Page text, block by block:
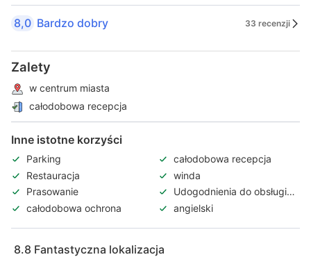
8,0 Bardzo dobry 33 recenzji
Zalety
w centrum miasta
całodobowa recepcja
Inne istotne korzyści
Parking
całodobowa recepcja
Restauracja
winda
Prasowanie
Udogodnienia do obsługi
spotkań
całodobowa ochrona angielski
8.8 Fantastyczna lokalizacja